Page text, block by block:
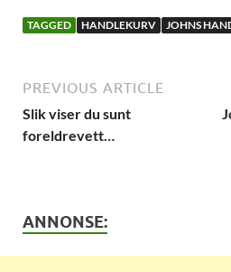
TAGGED HANDLEKURV JOHNS
PREVIOUS ARTICLE
Slik viser du sunt
foreldrevett…
ANNONSE: